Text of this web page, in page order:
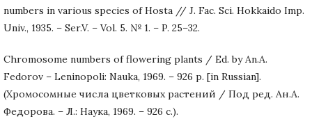
numbers in various species of Hosta // J. Fac. Sci. Hokkaido Imp.
Univ., 1935. – Ser.V. – Vol. 5. № 1. – P. 25–32.
Chromosome numbers of flowering plants / Ed. by An.A.
Fedorov – Leninopoli: Nauka, 1969. – 926 p. [in Russian].
(Хромосомные числа цветковых растений / Под ред. Ан.А.
Федорова. – Л.: Наука, 1969. – 926 с.).